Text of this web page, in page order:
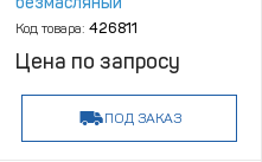
Код товара: 426811
Цена по запросу
ПОД ЗАКАЗ